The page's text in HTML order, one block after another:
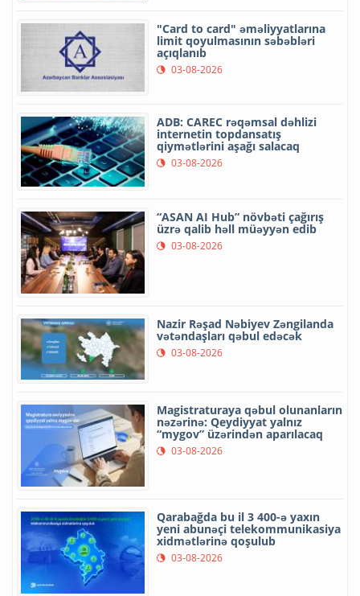
"Card to card" əməliyyatlarına
limit qoyulmasının səbəbləri
açıqlanıb
03-08-2026
ADB: CAREC rəqəmsal dəhlizi
internetin topdansatış
qiymətlərini aşağı salacaq
03-08-2026
“ASAN AI Hub” növbəti çağırış
üzrə qalib həll müəyyən edib
03-08-2026
Nazir Rəşad Nəbiyev Zəngilanda
vətəndaşları qəbul edəcək
03-08-2026
Magistraturaya qəbul olunanların
nəzərinə: Qeydiyyat yalnız
“mygov” üzərindən aparılacaq
03-08-2026
Qarabağda bu il 3 400-ə yaxın
yeni abunəçi telekommunikasiya
xidmətlərinə qoşulub
03-08-2026